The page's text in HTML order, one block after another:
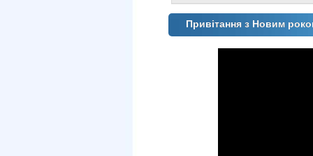
Привітання з Новим